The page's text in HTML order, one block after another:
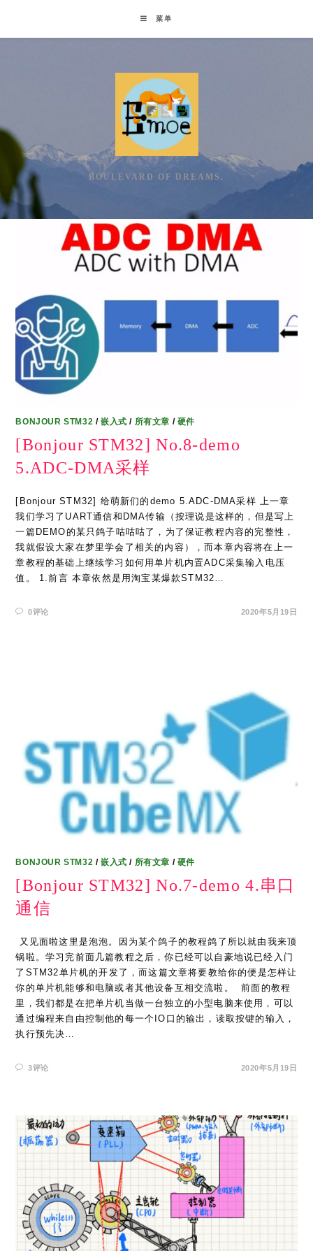
content
菜单
BOULEVARD OF DREAMS.
BONJOUR STM32 /嵌入式 / 所有文章 / 硬件
[Bonjour STM32] No.8-demo
5.ADC-DMA采样
[Bonjour STM32] 给萌新们的demo 5.ADC-DMA采样 上一章
我们学习了UART通信和DMA传输（按理说是这样的，但是写上
一篇DEMO的某只鸽子咕咕咕了，为了保证教程内容的完整性，
我就假设大家在梦里学会了相关的内容），而本章内容将在上一
章教程的基础上继续学习如何用单片机内置ADC采集输入电压
值。 1.前言 本章依然是用淘宝某爆款STM32…
0评论 2020年5月19日
BONJOUR STM32 /嵌入式 / 所有文章 / 硬件
[Bonjour STM32] No.7-demo 4.串口
通信
​ 又见面啦这里是泡泡。因为某个鸽子的教程鸽了所以就由我来顶
锅啦。学习完前面几篇教程之后，你已经可以自豪地说已经入门
了STM32单片机的开发了，而这篇文章将要教给你的便是怎样让
你的单片机能够和电脑或者其他设备互相交流啦。 ​ 前面的教程
里，我们都是在把单片机当做一台独立的小型电脑来使用，可以
通过编程来自由控制他的每一个IO口的输出，读取按键的输入，
执行预先决…
3评论 2020年5月19日